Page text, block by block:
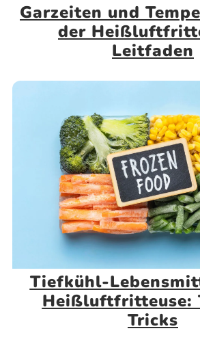
Garzeiten und
der
Leitfaden
Tiefkühl-
Heißluftfritteuse:
Tricks